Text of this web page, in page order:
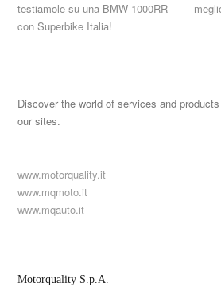
testiamole su una BMW 1000RR
con Superbike Italia!
Discover the world of services and
our sites.
www.motorquality.it
www.mqmoto.it
www.mqauto.it
Motorquality S.p.A.